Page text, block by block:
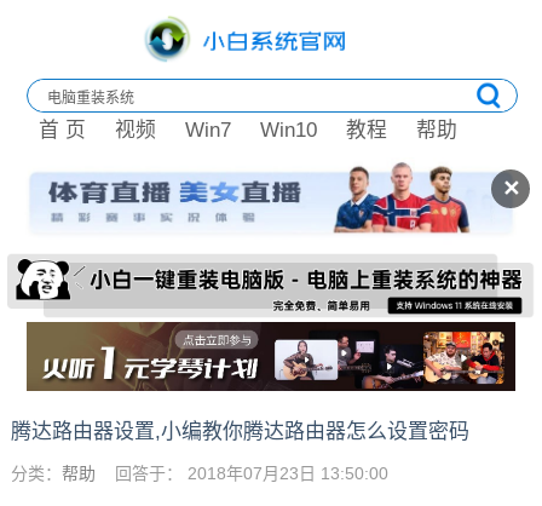
✕
首 页 视频 Win7 Win10 教程 帮助
腾达路由器设置,小编教你腾达路由器怎么设置密码
分类： 帮助 回答于： 2018年07月23日 13:50:00